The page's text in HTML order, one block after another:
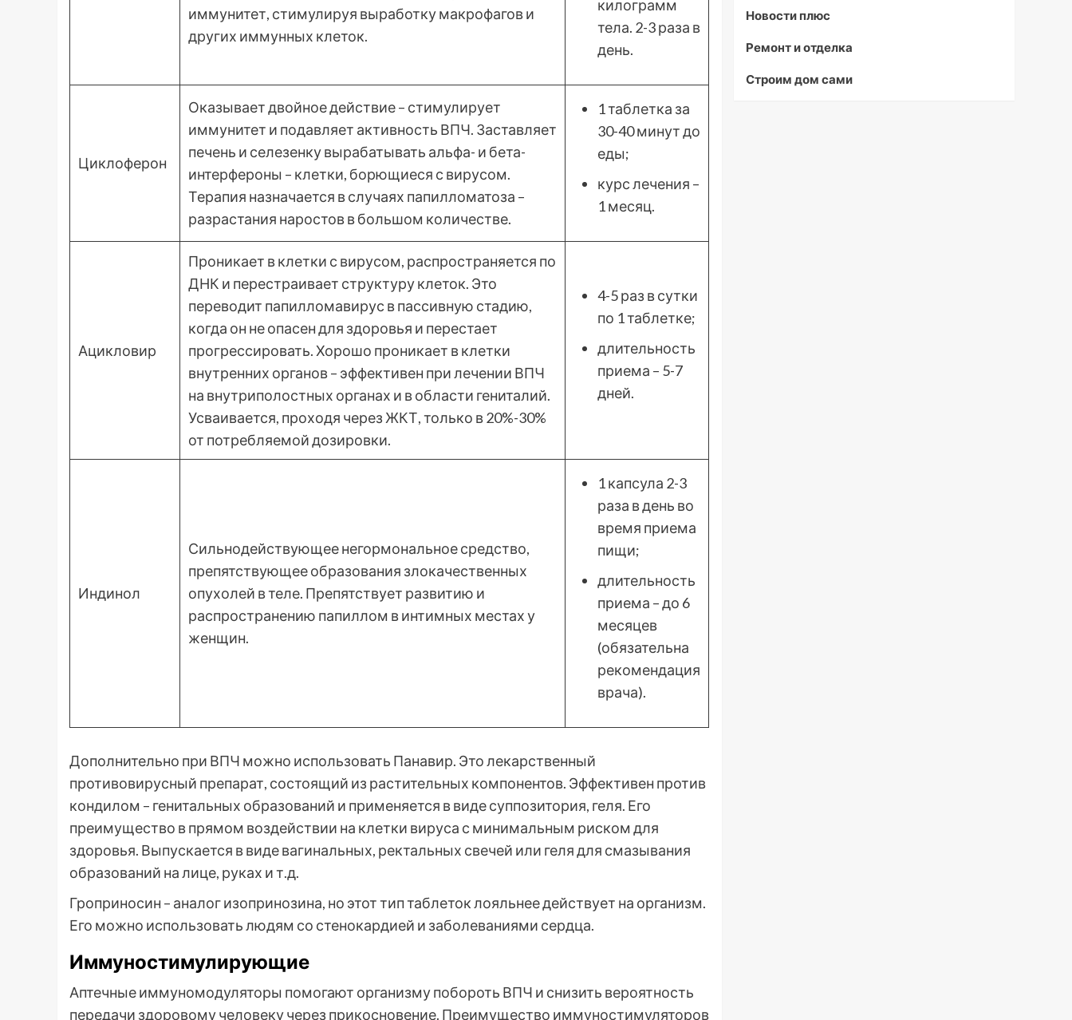
иммунитет, стимулируя выработку макрофагов и
других иммунных клеток.
килограмм
тела. 2-3 раза в
день.
Циклоферон
Оказывает двойное действие – стимулирует
иммунитет и подавляет активность ВПЧ. Заставляет
печень и селезенку вырабатывать альфа- и бета-
интерфероны – клетки, борющиеся с вирусом.
Терапия назначается в случаях папилломатоза –
разрастания наростов в большом количестве.
1 таблетка за
30-40 минут до
еды;
курс лечения –
1 месяц.
Ацикловир
Проникает в клетки с вирусом, распространяется по
ДНК и перестраивает структуру клеток. Это
переводит папилломавирус в пассивную стадию,
когда он не опасен для здоровья и перестает
прогрессировать. Хорошо проникает в клетки
внутренних органов – эффективен при лечении ВПЧ
на внутриполостных органах и в области гениталий.
Усваивается, проходя через ЖКТ, только в 20%-30%
от потребляемой дозировки.
4-5 раз в сутки
по 1 таблетке;
длительность
приема – 5-7
дней.
Индинол
Сильнодействующее негормональное средство,
препятствующее образования злокачественных
опухолей в теле. Препятствует развитию и
распространению папиллом в интимных местах у
женщин.
1 капсула 2-3
раза в день во
время приема
пищи;
длительность
приема – до 6
месяцев
(обязательна
рекомендация
врача).
Дополнительно при ВПЧ можно использовать Панавир. Это лекарственный
противовирусный препарат, состоящий из растительных компонентов. Эффективен против
кондилом – генитальных образований и применяется в виде суппозитория, геля. Его
преимущество в прямом воздействии на клетки вируса с минимальным риском для
здоровья. Выпускается в виде вагинальных, ректальных свечей или геля для смазывания
образований на лице, руках и т.д.
Гроприносин – аналог изопринозина, но этот тип таблеток лояльнее действует на организм.
Его можно использовать людям со стенокардией и заболеваниями сердца.
Иммуностимулирующие
Аптечные иммуномодуляторы помогают организму побороть ВПЧ и снизить вероятность
передачи здоровому человеку через прикосновение. Преимущество иммуностимуляторов
Новости плюс
Ремонт и отделка
Строим дом сами